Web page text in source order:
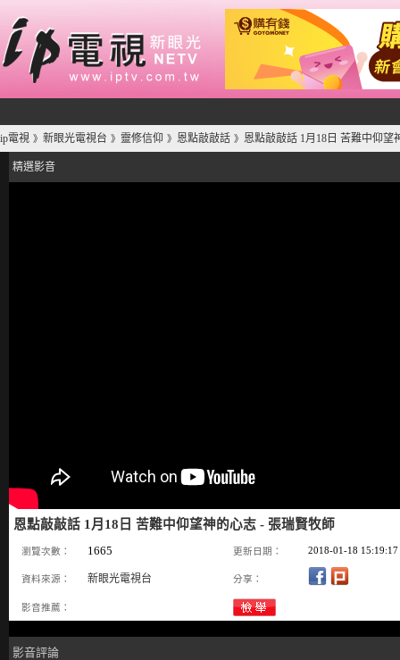
ip電視 》 新眼光電視台 》 靈修信仰 》 恩點敲敲話 》 恩點敲敲話 1月18日 苦難中仰望
精選影音
恩點敲敲話 1月18日 苦難中仰望神的心志 - 張瑞賢牧師
瀏覽次數： 1665 更新日期： 2018-01-18 15:19:17
資料來源： 新眼光電視台 分享：
影音推薦：
影音評論